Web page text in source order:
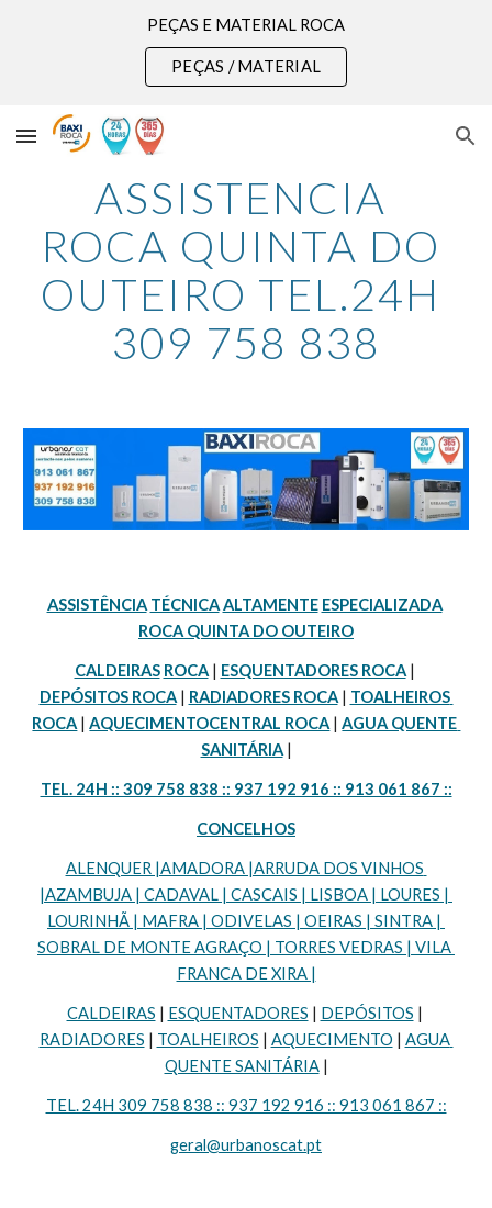
Skip to main content
PEÇAS E MATERIAL ROCA
PEÇAS / MATERIAL
ASSISTENCIA
ROCA QUINTA DO
OUTEIRO TEL.24H
309 758 838
ASSISTÊNCIA TÉCNICA ALTAMENTE ESPECIALIZADA
ROCA QUINTA DO OUTEIRO
CALDEIRAS ROCA | ESQUENTADORES ROCA
DEPÓSITOS ROCA | RADIADORES ROCA | TOALHEIROS
ROCA | AQUECIMENTOCENTRAL ROCA | AGUA QUENTE
SANITÁRIA |
TEL. 24H :: 309 758 838 :: 937 192 916 :: 913 061 867 ::
CONCELHOS
ALENQUER |AMADORA |ARRUDA DOS VINHOS
|AZAMBUJA | CADAVAL | CASCAIS | LISBOA | LOURES |
LOURINHÃ | MAFRA | ODIVELAS | OEIRAS | SINTRA |
SOBRAL DE MONTE AGRAÇO | TORRES VEDRAS | VILA
FRANCA DE XIRA |
CALDEIRAS | ESQUENTADORES | DEPÓSITOS
RADIADORES | TOALHEIROS | AQUECIMENTO | AGUA
QUENTE SANITÁRIA |
TEL. 24H 309 758 838 :: 937 192 916 :: 913 061 867 ::
geral@urbanoscat.pt